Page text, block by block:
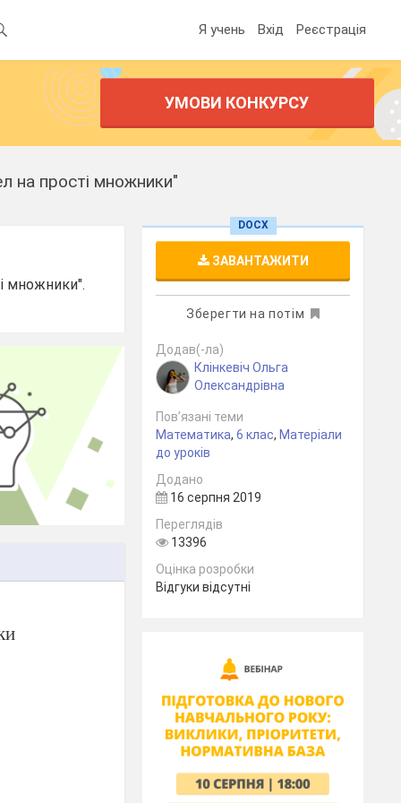
Я учень Вхід Реєстрація
УМОВИ КОНКУРСУ
на прості множники"
множники".
DOCX
ЗАВАНТАЖИТИ
Зберегти на потім
Додав(-ла)
Клінкевіч Ольга
Олександрівна
Пов’язані теми
Математика,6 клас, Матеріали
до уроків
Додано
16 серпня 2019
Переглядів
13396
Оцінка розробки
Відгуки відсутні